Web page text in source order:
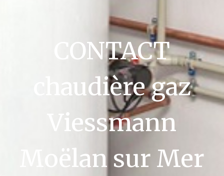
CONTACT
chaudière gaz
Viessmann
Moëlan sur Mer